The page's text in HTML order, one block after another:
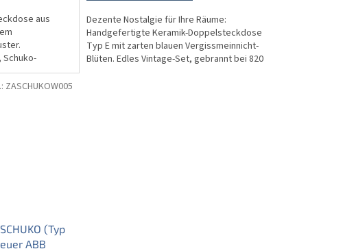
aus
820 °C
Dezente Nostalgie für Ihre Räume:
Handgefertigte Keramik-Doppelsteckdose
Typ E mit zarten blauen Vergissmeinnicht-
Blüten. Edles Vintage-Set, gebrannt bei 820
(Typ
ABB
ZASCHUKOW005